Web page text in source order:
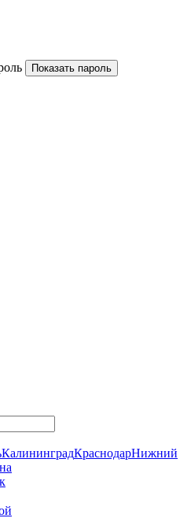
Показать пароль
КалининградКраснодарНижний